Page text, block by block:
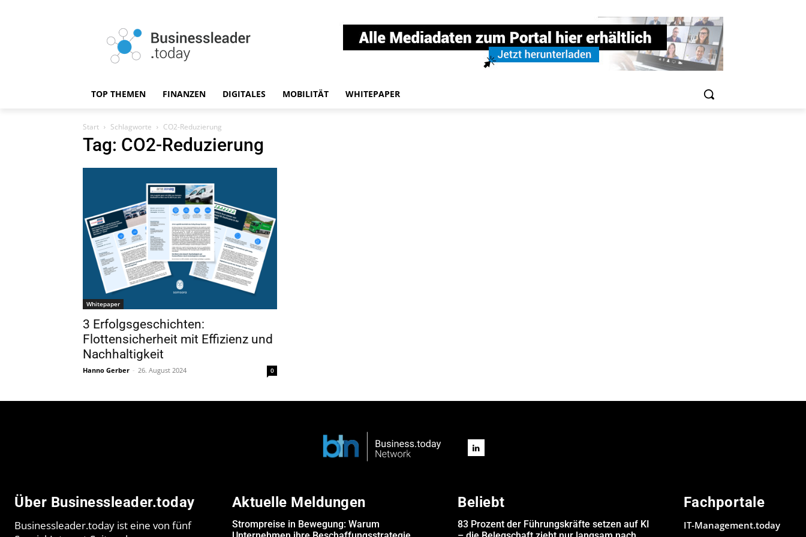
TOP THEMEN FINANZEN DIGITALES MOBILITÄT WHITEPAPER
Start Schlagworte CO2-Reduzierung
Tag: CO2-Reduzierung
Whitepaper
3 Erfolgsgeschichten:
Flottensicherheit mit Effizienz und
Nachhaltigkeit
Hanno Gerber - 26. August 2024 0
Über Businessleader.today
Businessleader.today ist eine von fünf
Aktuelle Meldungen
Strompreise in Bewegung: Warum
Beliebt
83 Prozent der Führungskräfte setzen auf KI
Fachportale
IT-Management.today